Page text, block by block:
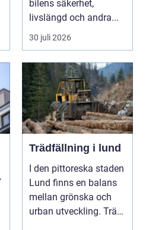
bilens säkerhet,
livslängd och andra...
30 juli 2026
Trädfällning i lund
I den pittoreska staden
Lund finns en balans
mellan grönska och
urban utveckling. Träd